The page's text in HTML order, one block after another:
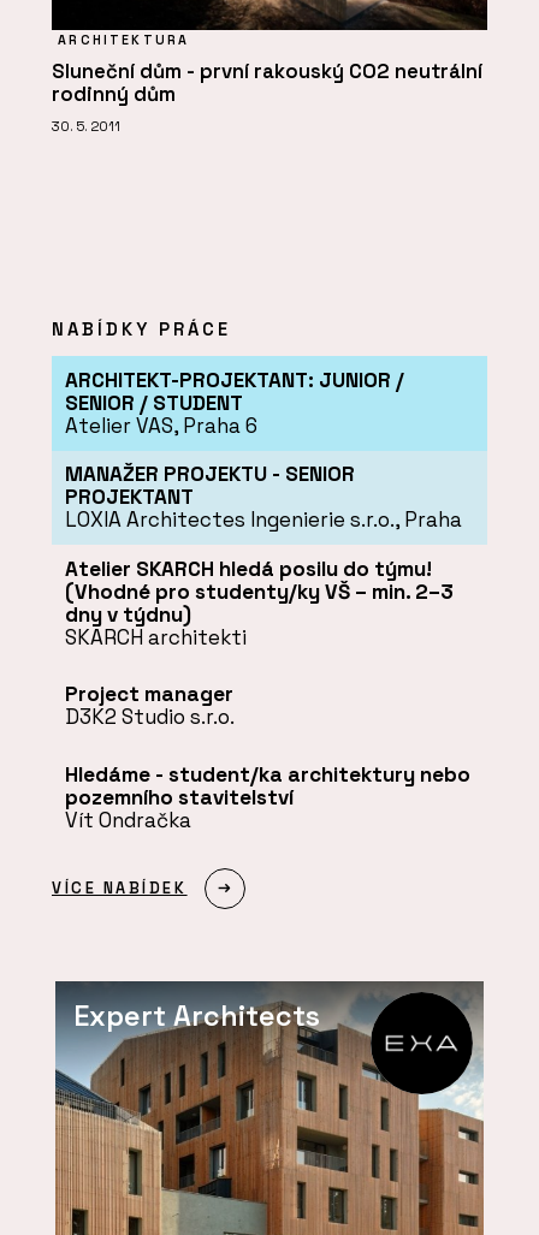
ARCHITEKTURA
Sluneční dům - první rakouský CO2 neutrální
rodinný dům
30. 5. 2011
NABÍDKY PRÁCE
ARCHITEKT-PROJEKTANT: JUNIOR /
SENIOR / STUDENT
Atelier VAS, Praha 6
MANAŽER PROJEKTU - SENIOR
PROJEKTANT
LOXIA Architectes Ingenierie s.r.o., Praha
Atelier SKARCH hledá posilu do týmu!
(Vhodné pro studenty/ky VŠ – min. 2–3
dny v týdnu)
SKARCH architekti
Project manager
D3K2 Studio s.r.o.
Hledáme - student/ka architektury nebo
pozemního stavitelství
Vít Ondračka
VÍCE NABÍDEK
Expert Architects